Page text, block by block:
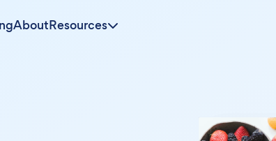
AboutResources